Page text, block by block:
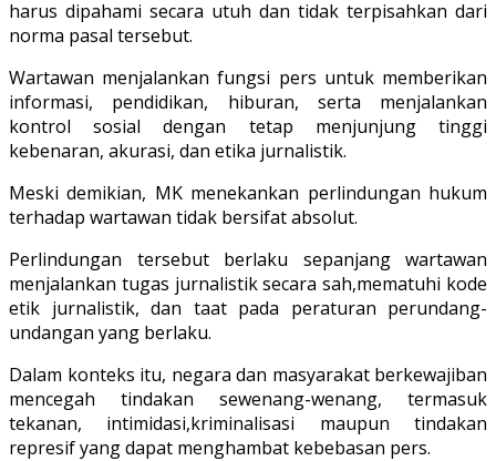
harus dipahami secara utuh dan tidak terpisahkan dari
norma pasal tersebut.
Wartawan menjalankan fungsi pers untuk memberikan
informasi, pendidikan, hiburan, serta menjalankan
kontrol sosial dengan tetap menjunjung tinggi
kebenaran, akurasi, dan etika jurnalistik.
Meski demikian, MK menekankan perlindungan hukum
terhadap wartawan tidak bersifat absolut.
Perlindungan tersebut berlaku sepanjang wartawan
menjalankan tugas jurnalistik secara sah,mematuhi kode
etik jurnalistik, dan taat pada peraturan perundang-
undangan yang berlaku.
Dalam konteks itu, negara dan masyarakat berkewajiban
mencegah tindakan sewenang-wenang, termasuk
tekanan, intimidasi,kriminalisasi maupun tindakan
represif yang dapat menghambat kebebasan pers.